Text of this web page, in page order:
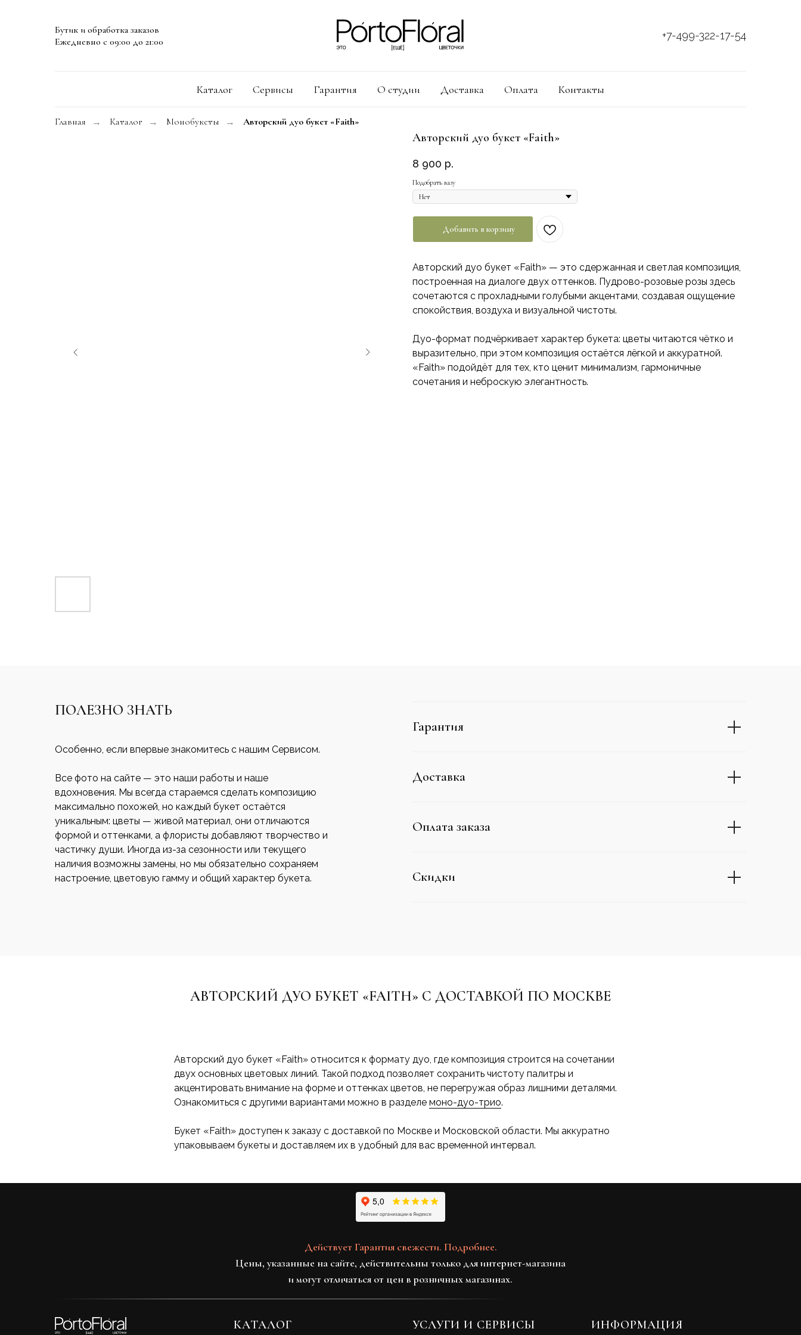
Бутик и обработка заказов
Ежедневно с 09:00 до 21:00
+7-499-322-17-54
Каталог Сервисы Гарантия О студии Доставка Оплата Контакты
Главная → Каталог → Монобукеты → Авторский дуо букет «Faith»
Авторский дуо букет «Faith»
8 900 р.
Подобрать вазу
Добавить в корзину
Авторский дуо букет «Faith» — это сдержанная и светлая композиция,
построенная на диалоге двух оттенков. Пудрово-розовые розы здесь
сочетаются с прохладными голубыми акцентами, создавая ощущение
спокойствия, воздуха и визуальной чистоты.
Дуо-формат подчёркивает характер букета: цветы читаются чётко и
выразительно, при этом композиция остаётся лёгкой и аккуратной.
«Faith» подойдёт для тех, кто ценит минимализм, гармоничные
сочетания и неброскую элегантность.
ПОЛЕЗНО ЗНАТЬ
Особенно, если впервые знакомитесь с нашим Сервисом.
Все фото на сайте — это наши работы и наше
вдохновения. Мы всегда стараемся сделать композицию
максимально похожей, но каждый букет остаётся
уникальным: цветы — живой материал, они отличаются
формой и оттенками, а флористы добавляют творчество и
частичку души. Иногда из-за сезонности или текущего
наличия возможны замены, но мы обязательно сохраняем
настроение, цветовую гамму и общий характер букета.
Гарантия
Доставка
Оплата заказа
Скидки
АВТОРСКИЙ ДУО БУКЕТ «FAITH» С ДОСТАВКОЙ ПО МОСКВЕ
Авторский дуо букет «Faith» относится к формату дуо, где композиция строится на сочетании
двух основных цветовых линий. Такой подход позволяет сохранить чистоту палитры и
акцентировать внимание на форме и оттенках цветов, не перегружая образ лишними деталями.
Ознакомиться с другими вариантами можно в разделе моно-дуо-трио.
Букет «Faith» доступен к заказу с доставкой по Москве и Московской области. Мы аккуратно
упаковываем букеты и доставляем их в удобный для вас временной интервал.
Действует Гарантия свежести. Подробнее.
Цены, указанные на сайте, действительны только для интернет-магазина
и могут отличаться от цен в розничных магазинах.
КАТАЛОГ УСЛУГИ И СЕРВИСЫ ИНФОРМАЦИЯ